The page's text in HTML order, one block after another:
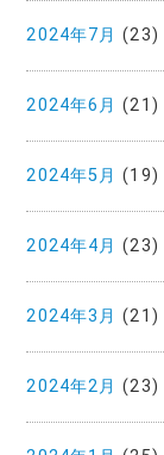
2024年7月 (23)
2024年6月 (21)
2024年5月 (19)
2024年4月 (23)
2024年3月 (21)
2024年2月 (23)